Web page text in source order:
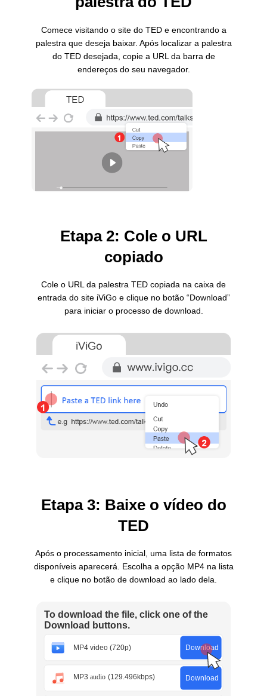
Comece visitando o site do TED e encontrando a
palestra que deseja baixar. Após localizar a palestra
do TED desejada, copie a URL da barra de
endereços do seu navegador.
Etapa 2: Cole o URL
copiado
Cole o URL da palestra TED copiada na caixa de
entrada do site iViGo e clique no botão “Download”
para iniciar o processo de download.
Etapa 3: Baixe o vídeo do
TED
Após o processamento inicial, uma lista de formatos
disponíveis aparecerá. Escolha a opção MP4 na lista
e clique no botão de download ao lado dela.